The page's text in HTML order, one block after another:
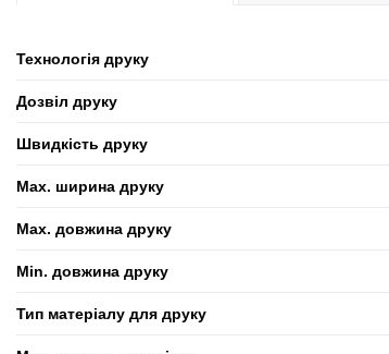
Технологія друку
Дозвіл друку
Швидкість друку
Max. ширина друку
Max. довжина друку
Min. довжина друку
Тип матеріалу для друку